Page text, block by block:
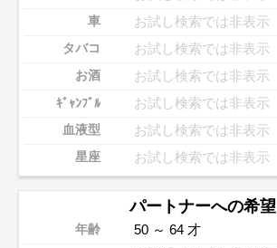
車 お試し検索では非表示
タバコ お試し検索では非表示
お酒 お試し検索では非表示
ｷﾞｬﾝﾌﾞﾙ お試し検索では非表示
血液型 お試し検索では非表示
星座 お試し検索では非表示
パートナーへの希望
年齢 50 ～ 64 才